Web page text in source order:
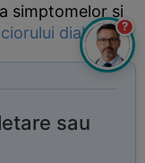
simptomelor si
diabetic.
sau
?